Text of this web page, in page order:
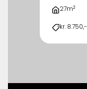
27m2
kr. 8.750,-